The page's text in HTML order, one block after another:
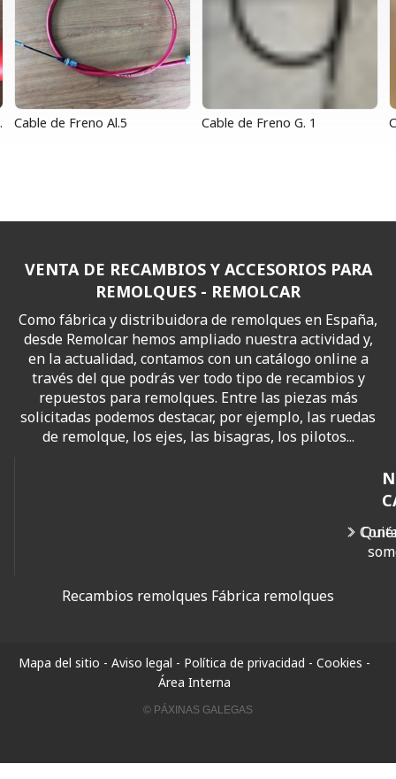
Cable de Freno Al.5 Cable de Freno G. 1
VENTA DE RECAMBIOS Y ACCESORIOS PARA
REMOLQUES - REMOLCAR
Como fábrica y distribuidora de remolques en España,
desde Remolcar hemos ampliado nuestra actividad y,
en la actualidad, contamos con un catálogo online a
través del que podrás ver todo tipo de recambios y
repuestos para remolques. Entre las piezas más
solicitadas podemos destacar, por ejemplo, las ruedas
de remolque, los ejes, las bisagras, los pilotos...
Recambios remolques Fábrica remolques
Mapa del sitio - Aviso legal - Política de privacidad - Cookies -
Área Interna
© PÁXINAS GALEGAS